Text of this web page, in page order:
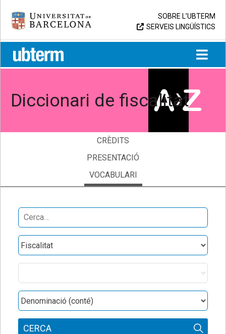
content
Universitat de Barcelona
SOBRE L’UBTERM
SERVEIS LINGÜÍSTICS
UB > UBTERM
Diccionari de fiscalitat
CRÈDITS
PRESENTACIÓ
VOCABULARI
Search
for:
Obres
Denominació
CERCA